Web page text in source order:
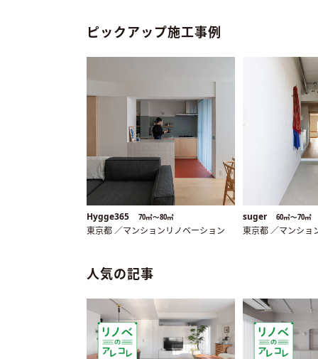
ピックアップ施工事例
Hygge365 70㎡〜80㎡
東京都 ／マンションリノベーション
suger 60㎡〜70㎡
東京都 ／マンショ
人気の記事